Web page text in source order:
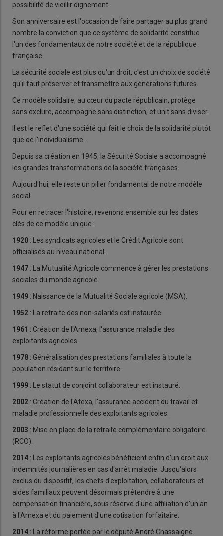
possibilité de vieillir dignement.
Son anniversaire est l'occasion de faire partager au plus grand
nombre la conviction que ce système de solidarité constitue
l'un des fondamentaux de notre société et de la république
française.
La sécurité sociale est plus qu'un droit, c'est un choix de société
qu'il faut préserver et transmettre aux générations futures.
Ce modèle solidaire, au cœur du pacte républicain, protège
sans exclure, accompagne sans distinction, et unit sans diviser.
Il est le reflet d'une société qui fait le choix de la solidarité plutôt
que de l'individualisme.
Depuis sa création en 1945, la Sécurité Sociale a accompagné
les grandes transformations de la société françaises.
Aujourd'hui, elle reste un pilier fondamental de notre modèle
social.
Pour en retracer l'histoire, revenons ensemble sur les dates
clés de ce modèle unique :
1920 : Les syndicats agricoles et le Crédit Agricole sont
officialisés au niveau national.
1947 : La Mutualité Agricole commence à gérer les prestations
sociales du monde agricole.
1949 : Naissance de la Mutualité Sociale agricole (MSA).
1952 : La retraite des non-salariés est instaurée.
1961 : Création de l'Amexa, l'assurance maladie des
exploitants agricoles.
1978 : Généralisation des prestations familiales à toute la
population résidant sur le territoire.
1999 : Le statut de conjoint collaborateur est instauré.
2002 : Création de l'Atexa, l'assurance accident du travail et
maladie professionnelle des exploitants agricoles.
2003 : Mise en place de la retraite complémentaire obligatoire
(RCO).
2014 :
Les exploitants agricoles bénéficient enfin d'un droit aux
indemnités journalières en cas d'arrêt maladie. Jusqu'alors
exclus du dispositif, les chefs d'exploitation, collaborateurs et
aides familiaux peuvent désormais prétendre à une
compensation financière, sous réserve d'une affiliation d'un an
à l'Amexa et du paiement d'une cotisation forfaitaire.
2014 : La réforme portée par le député André Chassaigne